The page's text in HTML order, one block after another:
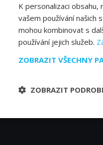
K personalizaci
vašem používání našich
mohou kombinovat s
používání jejich služeb.
ZOBRAZIT VŠECHNY
ZOBRAZIT